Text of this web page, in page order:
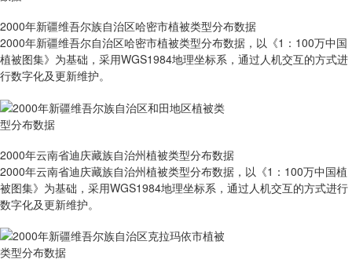
2000年新疆维吾尔族自治区哈密市植被类型分布数据
2000年新疆维吾尔自治区哈密市植被类型分布数据，以《1：100万中国
植被图集》为基础，采用WGS1984地理坐标系，通过人机交互的方式进
行数字化及更新维护。
2000年云南省迪庆藏族自治州植被类型分布数据
2000年云南省迪庆藏族自治州植被类型分布数据，以《1：100万中国植
被图集》为基础，采用WGS1984地理坐标系，通过人机交互的方式进行
数字化及更新维护。